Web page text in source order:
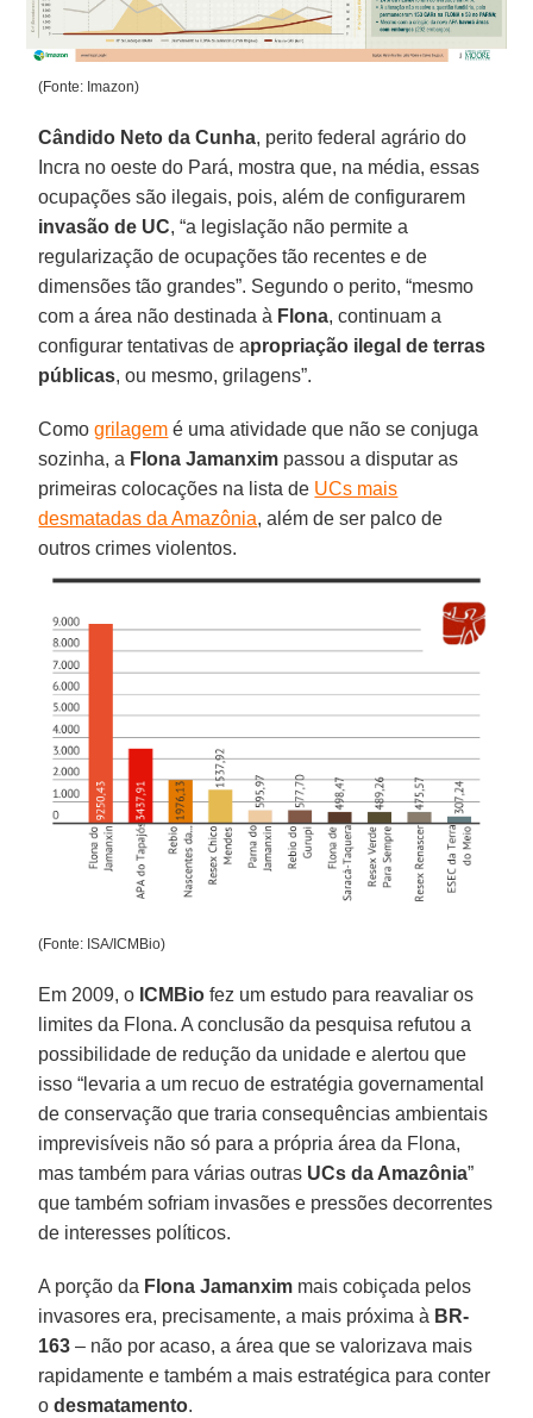
(Fonte: Imazon)
Cândido Neto da Cunha, perito federal agrário do
Incra no oeste do Pará, mostra que, na média, essas
ocupações são ilegais, pois, além de configurarem
invasão de UC, “a legislação não permite a
regularização de ocupações tão recentes e de
dimensões tão grandes”. Segundo o perito, “mesmo
com a área não destinada à Flona, continuam a
configurar tentativas de apropriação ilegal de terras
públicas, ou mesmo, grilagens”.
Comogrilagem é uma atividade que não se conjuga
sozinha, a Flona Jamanxim passou a disputar as
primeiras colocações na lista de UCs mais
desmatadas da Amazônia, além de ser palco de
outros crimes violentos.
(Fonte: ISA/ICMBio)
Em 2009, o ICMBio fez um estudo para reavaliar os
limites da Flona. A conclusão da pesquisa refutou a
possibilidade de redução da unidade e alertou que
isso “levaria a um recuo de estratégia governamental
de conservação que traria consequências ambientais
imprevisíveis não só para a própria área da Flona,
mas também para várias outras UCs da Amazônia”
que também sofriam invasões e pressões decorrentes
de interesses políticos.
A porção da Flona Jamanxim mais cobiçada pelos
invasores era, precisamente, a mais próxima à BR-
163– não por acaso, a área que se valorizava mais
rapidamente e também a mais estratégica para conter
odesmatamento.